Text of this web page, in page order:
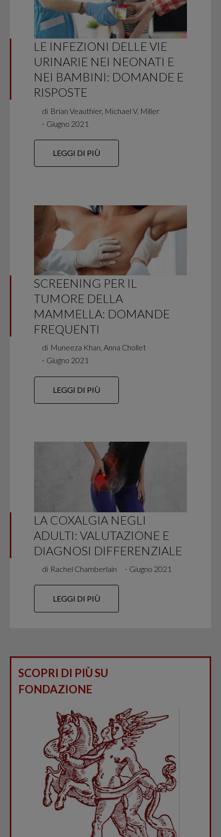
LE INFEZIONI DELLE VIE
URINARIE NEI NEONATI E
NEI BAMBINI: DOMANDE E
RISPOSTE
di Brian Veauthier, Michael V. Miller
∙ Giugno 2021
LEGGI DI PIÙ
SCREENING PER IL
TUMORE DELLA
MAMMELLA: DOMANDE
FREQUENTI
di Muneeza Khan, Anna Chollet
∙ Giugno 2021
LEGGI DI PIÙ
LA COXALGIA NEGLI
ADULTI: VALUTAZIONE E
DIAGNOSI DIFFERENZIALE
di Rachel Chamberlain ∙ Giugno 2021
LEGGI DI PIÙ
SCOPRI DI PIÙ SU
FONDAZIONE